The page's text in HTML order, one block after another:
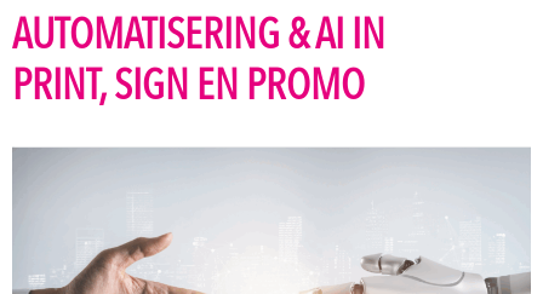
AUTOMATISERING & AI IN
PRINT, SIGN EN PROMO